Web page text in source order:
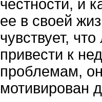
честности, и
ее в своей
чувствует,
привести к
проблемам,
мотивирован